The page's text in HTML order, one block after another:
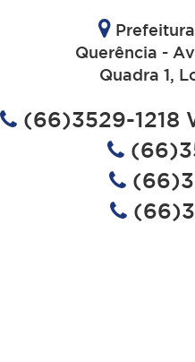
Querência -
Quadra 1,
(66)3529-1218